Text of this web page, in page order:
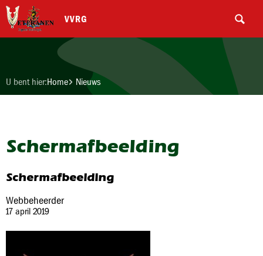
VVRG
U bent hier:Home Nieuws
Schermafbeelding
Schermafbeelding
Webbeheerder
17 april 2019